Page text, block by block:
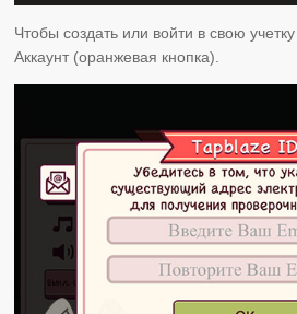
Чтобы создать или войти в свою
Аккаунт (оранжевая кнопка).